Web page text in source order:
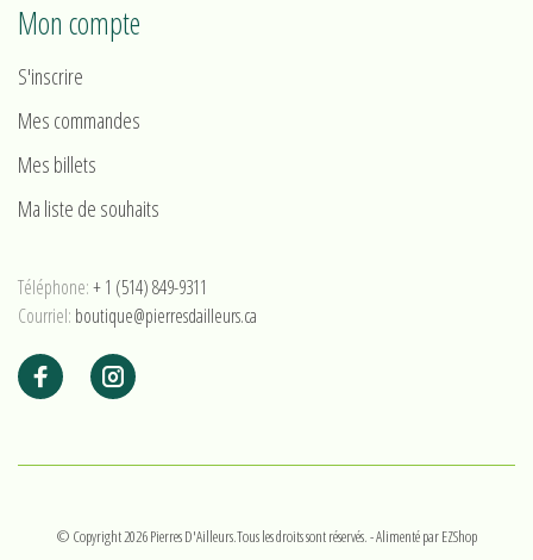
Mon compte
S'inscrire
Mes commandes
Mes billets
Ma liste de souhaits
Téléphone:+ 1 (514) 849-9311
Courriel: boutique@pierresdailleurs.ca
© Copyright 2026 Pierres D'Ailleurs.Tous les droits sont réservés.- Alimenté parEZShop